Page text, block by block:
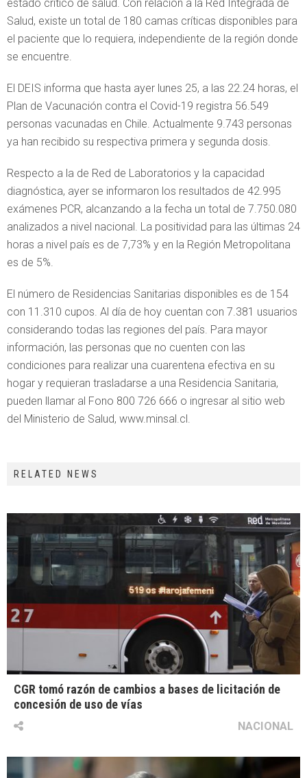
estado crítico de salud. Con relación a la Red Integrada de
Salud, existe un total de 180 camas críticas disponibles para
el paciente que lo requiera, independiente de la región donde
se encuentre.
El DEIS informa que hasta ayer lunes 25, a las 22.24 horas, el
Plan de Vacunación contra el Covid-19 registra 56.549
personas vacunadas en Chile. Actualmente 9.743 personas
ya han recibido su respectiva primera y segunda dosis.
Respecto a la de Red de Laboratorios y la capacidad
diagnóstica, ayer se informaron los resultados de 42.995
exámenes PCR, alcanzando a la fecha un total de 7.750.080
analizados a nivel nacional. La positividad para las últimas 24
horas a nivel país es de 7,73% y en la Región Metropolitana
es de 5%.
El número de Residencias Sanitarias disponibles es de 154
con 11.310 cupos. Al día de hoy cuentan con 7.381 usuarios
considerando todas las regiones del país. Para mayor
información, las personas que no cuenten con las
condiciones para realizar una cuarentena efectiva en su
hogar y requieran trasladarse a una Residencia Sanitaria,
pueden llamar al Fono 800 726 666 o ingresar al sitio web
del Ministerio de Salud, www.minsal.cl.
RELATED NEWS
CGR tomó razón de cambios a bases de licitación de
concesión de uso de vías
NACIONAL